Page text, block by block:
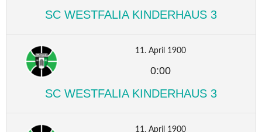
SC WESTFALIA KINDERHAUS 3
11. April 1900
0:00
SC WESTFALIA KINDERHAUS 3
11. April 1900